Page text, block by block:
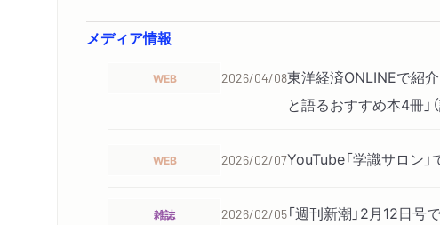
メディア情報
WEB 2026/04/08東洋経済ONLINEで紹
と語るおすすめ本4冊」
WEB 2026/02/07YouTube「学識サロン」
雑誌 2026/02/05「週刊新潮」2月12日号